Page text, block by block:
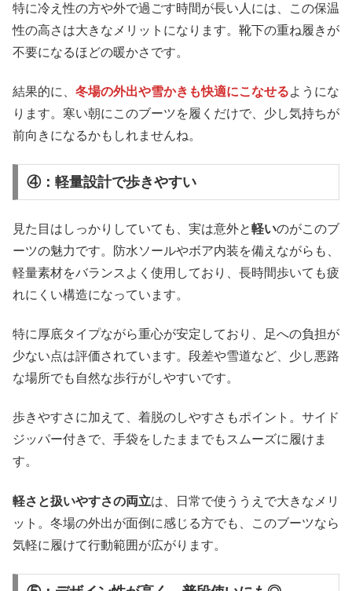
特に冷え性の方や外で過ごす時間が長い人には、この保温
性の高さは大きなメリットになります。靴下の重ね履きが
不要になるほどの暖かさです。
結果的に、 冬場の外出や雪かきも快適にこなせるようにな
ります。寒い朝にこのブーツを履くだけで、少し気持ちが
前向きになるかもしれませんね。
④：軽量設計で歩きやすい
見た目はしっかりしていても、実は意外と軽いのがこのブ
ーツの魅力です。防水ソールやボア内装を備えながらも、
軽量素材をバランスよく使用しており、長時間歩いても疲
れにくい構造になっています。
特に厚底タイプながら重心が安定しており、足への負担が
少ない点は評価されています。段差や雪道など、少し悪路
な場所でも自然な歩行がしやすいです。
歩きやすさに加えて、着脱のしやすさもポイント。サイド
ジッパー付きで、手袋をしたままでもスムーズに履けま
す。
軽さと扱いやすさの両立は、日常で使ううえで大きなメリ
ット。冬場の外出が面倒に感じる方でも、このブーツなら
気軽に履けて行動範囲が広がります。